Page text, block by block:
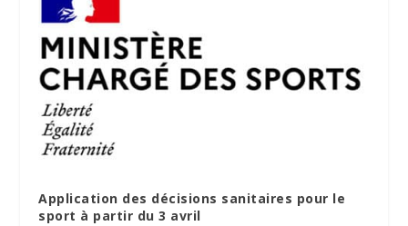
Application des décisions sanitaires pour le
sport à partir du 3 avril